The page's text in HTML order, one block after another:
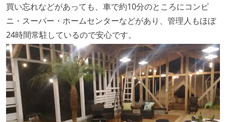
買い忘れなどがあっても、車で約10分のところにコンビ
ニ・スーパー・ホームセンターなどがあり、管理人もほぼ
24時間常駐しているので安心です。